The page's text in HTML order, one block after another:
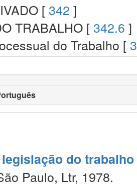
[ 342 ]
TRABALHO [ 342.6 ]
do Trabalho [
do trabalho
Paulo, Ltr, 1978.